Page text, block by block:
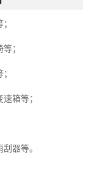
；
箱等；
器等。